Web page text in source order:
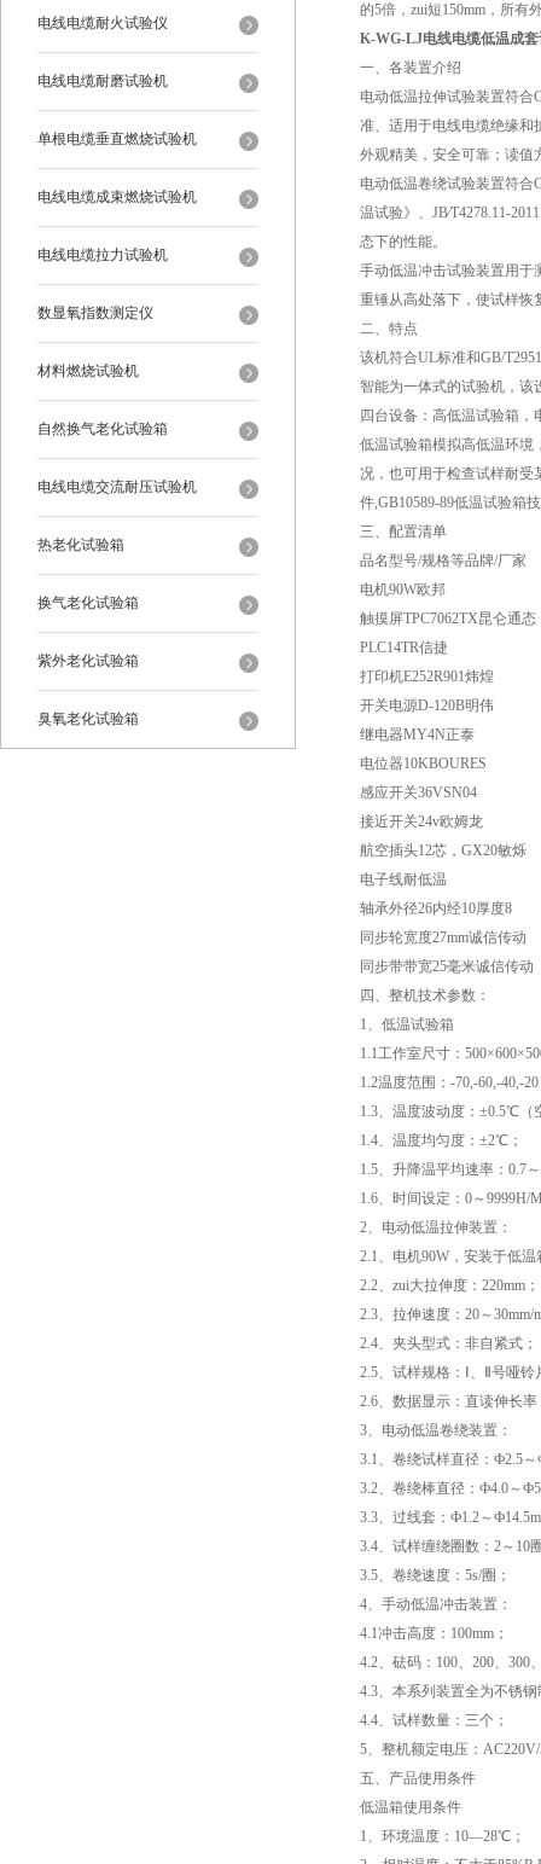
电线电缆耐火试验仪
电线电缆耐磨试验机
单根电缆垂直燃烧试验机
电线电缆成束燃烧试验机
电线电缆拉力试验机
数显氧指数测定仪
材料燃烧试验机
自然换气老化试验箱
电线电缆交流耐压试验机
热老化试验箱
换气老化试验箱
紫外老化试验箱
臭氧老化试验箱
的5倍，zui短150mm，所有
K-WG-LJ电线电缆低温成
一、各装置介绍
电动低温拉伸试验装置符合
准、适用于电线电缆绝缘和
外观精美，安全可靠；读值
电动低温卷绕试验装置符合
温试验》、JB∕T4278.11-
态下的性能。
手动低温冲击试验装置用于
重锤从高处落下，使试样恢
二、特点
该机符合UL标准和GB/
智能为一体式的试验机，该
四台设备：高低温试验箱
低温试验箱模拟高低温环境
况，也可用于检查试样耐受
件,GB10589-89低温试验箱
三、配置清单
品名型号/规格等品牌/厂家
电机90W欧邦
触摸屏TPC7062TX昆仑通态
PLC14TR信捷
打印机E252R901炜煌
开关电源D-120B明伟
继电器MY4N正泰
电位器10KBOURES
感应开关36VSN04
接近开关24v欧姆龙
航空插头12芯，GX20敏烁
电子线耐低温
轴承外径26内经10厚度8
同步轮宽度27mm诚信传动
同步带带宽25毫米诚信传动
四、整机技术参数：
1、低温试验箱
1.1工作室尺寸：
1.2温度范围：-70,-60,-40,-
1.3、温度波动度：±0.5℃（
1.4、温度均匀度：±2℃；
1.5、升降温平均速率：0.7
1.6、时间设定：0～9999H/
2、电动低温拉伸装置：
2.1、电机90W，安装于低
2.2、zui大拉伸度：220mm；
2.3、拉伸速度：20～30mm/
2.4、夹头型式：非自紧式；
2.5、试样规格：Ⅰ、Ⅱ号哑铃
2.6、数据显示：直读伸长率
3、电动低温卷绕装置：
3.1、卷绕试样直径：Ф2.5～
3.2、卷绕棒直径：Ф4.0～
3.3、过线套：Ф1.2～
3.4、试样缠绕圈数：2～10
3.5、卷绕速度：5s/圈；
4、手动低温冲击装置：
4.1冲击高度：100mm；
4.2、砝码：100、200、300
4.3、本系列装置全为不锈
4.4、试样数量：三个；
5、整机额定电压：
五、产品使用条件
低温箱使用条件
1、环境温度：10—28℃；